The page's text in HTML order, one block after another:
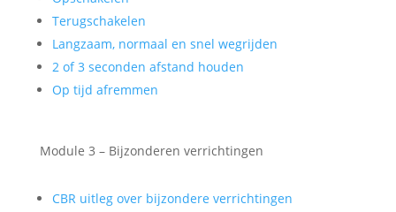
Terugschakelen
Langzaam, normaal en snel wegrijden
2 of 3 seconden afstand houden
Op tijd afremmen
Module 3 – Bijzonderen verrichtingen
CBR uitleg over bijzondere verrichtingen